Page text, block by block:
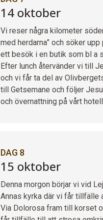
14 oktober
Vi reser några kilometer
med herdarna” och söker
ett besök i en butik som bl a
Efter lunch återvänder vi till
och vi får ta del av
till Getsemane och följer
och övernattning på vårt
DAG 8
15 oktober
Denna morgon börjar vi vid
Annas kyrka där vi får
Via Dolorosa fram till korset